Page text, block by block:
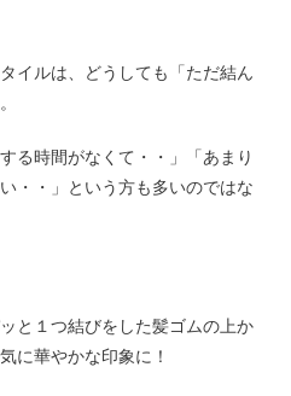
イルは、どうしても「ただ結ん
る時間がなくて・・」「あまり
・・」という方も多いのではな
と１つ結びをした髪ゴムの上か
に華やかな印象に！